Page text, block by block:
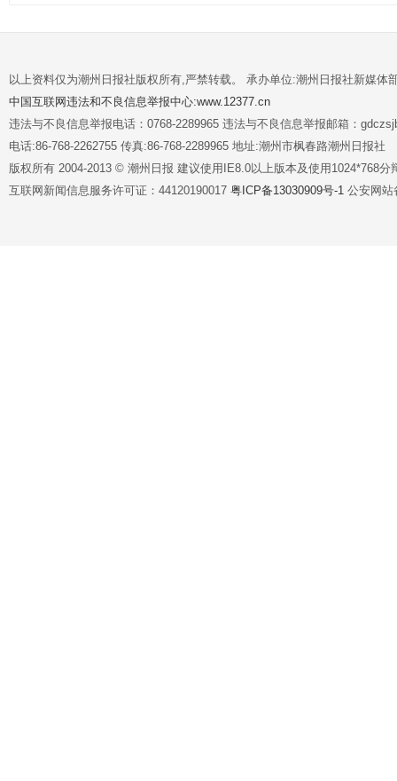
以上资料仅为潮州日报社版权所有,严禁转载。 承办单位:潮州日报社新媒体
中国互联网违法和不良信息举报中心:www.12377.cn
违法与不良信息举报电话：0768-2289965 违法与不良信息举报邮箱：
电话:86-768-2262755 传真:86-768-2289965 地址:潮州市枫春路潮州日报社
版权所有 2004-2013 © 潮州日报 建议使用IE8.0以上版本及使用1024*768分
互联网新闻信息服务许可证：44120190017 粤ICP备13030909号-1 公安网站